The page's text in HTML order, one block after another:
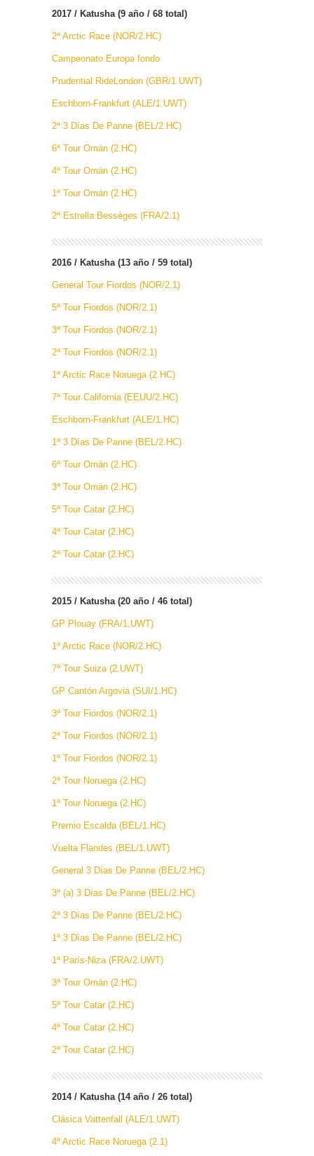
2017 / Katusha (9 año / 68 total)
2ª Arctic Race (NOR/2.HC)
Campeonato Europa fondo
Prudential RideLondon (GBR/1.UWT)
Eschborn-Frankfurt (ALE/1.UWT)
2ª 3 Días De Panne (BEL/2.HC)
6ª Tour Omán (2.HC)
4ª Tour Omán (2.HC)
1ª Tour Omán (2.HC)
2ª Estrella Bessèges (FRA/2.1)
2016 / Katusha (13 año / 59 total)
General Tour Fiordos (NOR/2.1)
5ª Tour Fiordos (NOR/2.1)
3ª Tour Fiordos (NOR/2.1)
2ª Tour Fiordos (NOR/2.1)
1ª Arctic Race Noruega (2.HC)
7ª Tour California (EEUU/2.HC)
Eschborn-Frankfurt (ALE/1.HC)
1ª 3 Días De Panne (BEL/2.HC)
6ª Tour Omán (2.HC)
3ª Tour Omán (2.HC)
5ª Tour Catar (2.HC)
4ª Tour Catar (2.HC)
2ª Tour Catar (2.HC)
2015 / Katusha (20 año / 46 total)
GP Plouay (FRA/1.UWT)
1ª Arctic Race (NOR/2.HC)
7ª Tour Suiza (2.UWT)
GP Cantón Argovia (SUI/1.HC)
3ª Tour Fiordos (NOR/2.1)
2ª Tour Fiordos (NOR/2.1)
1ª Tour Fiordos (NOR/2.1)
2ª Tour Noruega (2.HC)
1ª Tour Noruega (2.HC)
Premio Escalda (BEL/1.HC)
Vuelta Flandes (BEL/1.UWT)
General 3 Días De Panne (BEL/2.HC)
3ª (a) 3 Días De Panne (BEL/2.HC)
2ª 3 Días De Panne (BEL/2.HC)
1ª 3 Días De Panne (BEL/2.HC)
1ª París-Niza (FRA/2.UWT)
3ª Tour Omán (2.HC)
5ª Tour Catar (2.HC)
4ª Tour Catar (2.HC)
2ª Tour Catar (2.HC)
2014 / Katusha (14 año / 26 total)
Clásica Vattenfall (ALE/1.UWT)
4ª Arctic Race Noruega (2.1)